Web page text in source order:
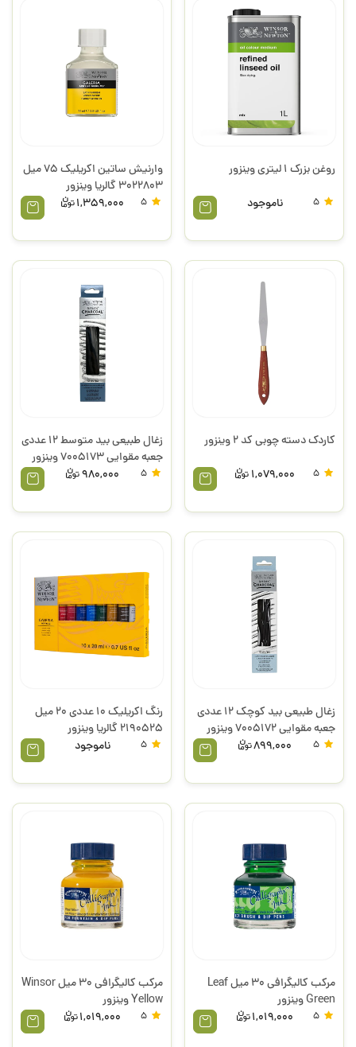
روغن بزرک 1 لیتری وینزور
ناموجود
وارنیش ساتین اکریلیک 75 میل
3022803 گالریا وینزور
1,359,000
کاردک دسته چوبی کد 2 وینزور
1,079,000
زغال طبیعی بید متوسط 12 عددی
جعبه مقوایی 7005173 وینزور
980,000
زغال طبیعی بید کوچک 12 عددی
جعبه مقوایی 7005172 وینزور
899,000
رنگ اکریلیک 10 عددی 20 میل
2190525 گالریا وینزور
ناموجود
مرکب کالیگرافی 30 میل Leaf
Green وینزور
1,019,000
مرکب کالیگرافی 30 میل Winsor
Yellow وینزور
1,019,000